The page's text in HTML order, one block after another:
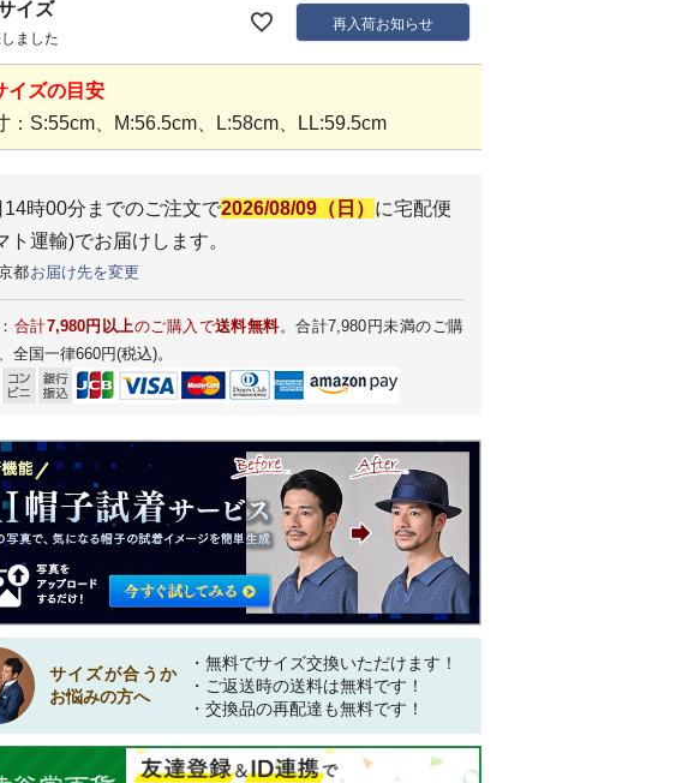
イズ
ました
再入荷お知らせ
イズの目安
：S:55cm、M:56.5cm、L:58cm、LL:59.5cm
14時00分 までのご注文で2026/08/09（日） に宅配便
ト運輸)でお届けします。
都お届け先を変更
合計7,980円以上のご購入で送料無料。合計7,980円未満のご購
全国一律660円(税込)。
サイズが合うか
お悩みの方へ
・無料でサイズ交換いただけます！
・ご返送時の送料は無料です！
・交換品の再配達も無料です！